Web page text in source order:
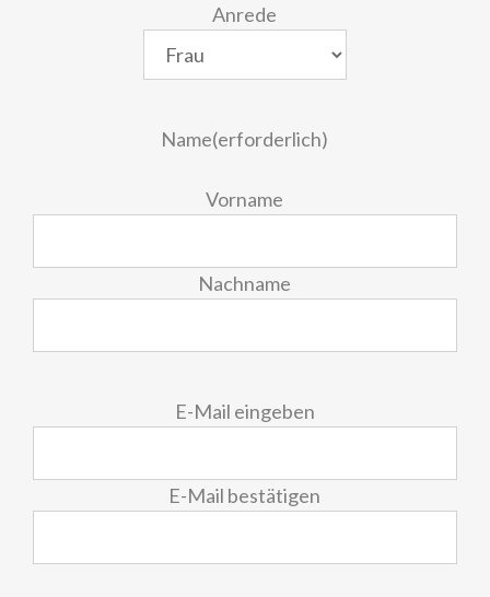
Anrede
Name(erforderlich)
Vorname
Nachname
E-Mail eingeben
E-Mail bestätigen